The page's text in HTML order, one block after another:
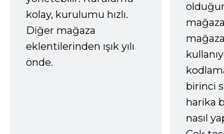
kolay, kurulumu hızlı.
Diğer mağaza
eklentilerinden ışık yılı
önde.
birinci
harika
nasıl